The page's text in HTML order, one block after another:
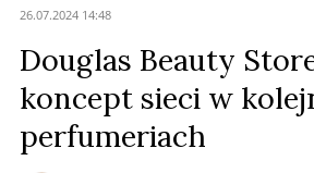
26.07.2024 14:48
Douglas Beauty
koncept sieci w
perfumeriach